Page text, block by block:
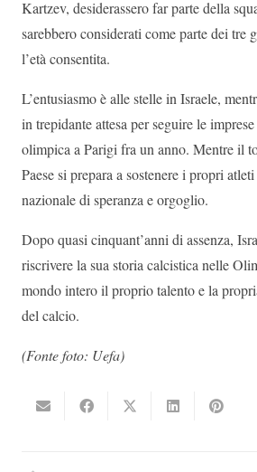
Kartzev, desiderassero far parte della
sarebbero considerati come parte dei tre
l’età consentita.
L’entusiasmo è alle stelle in Israele,
in trepidante attesa per seguire le
olimpica a Parigi fra un anno. Mentre il
Paese si prepara a sostenere i propri
nazionale di speranza e orgoglio.
Dopo quasi cinquant’anni di assenza,
riscrivere la sua storia calcistica nelle
mondo intero il proprio talento e la
del calcio.
(Fonte foto: Uefa)